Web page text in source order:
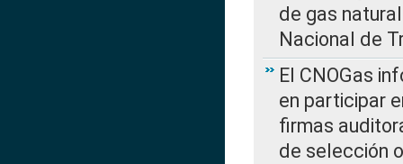
de gas
Nacional de
El CNOGas
en participar
firmas
de selección